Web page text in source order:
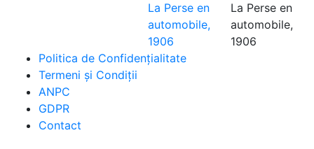
Politica de Confidenţialitate
Termeni şi Condiţii
ANPC
GDPR
Contact